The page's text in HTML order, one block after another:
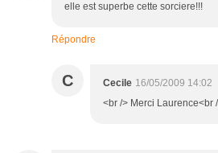
elle est superbe cette sorciere!!!
Répondre
C Cecile 16/05/2009 14:02
<br /> Merci Laurence<br